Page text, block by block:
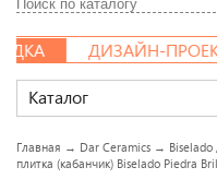
ДИЗАЙН-
Каталог
Главная → Dar Ceramics → Biselado
плитка (кабанчик) Biselado Piedra